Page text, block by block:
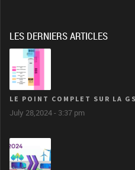
LES DERNIERS ARTICLES
LE POINT COMPLET SUR LA
July 28,2024 - 3:37 pm